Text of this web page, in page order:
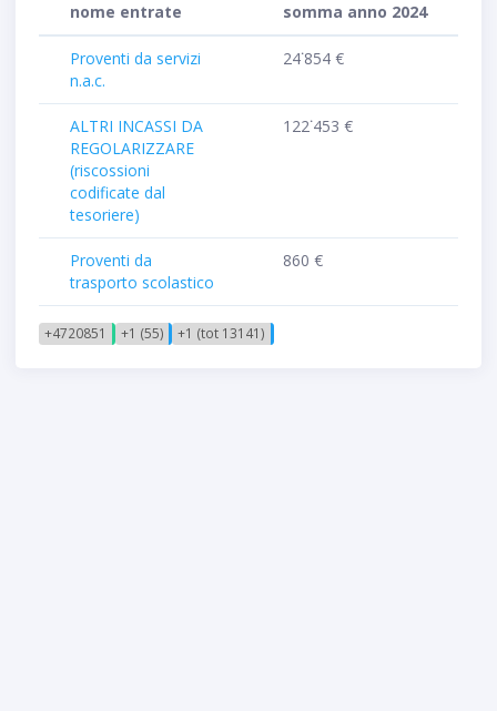
nome entrate somma anno 2024
Proventi da servizi
n.a.c.
24˙854 €
ALTRI INCASSI DA
REGOLARIZZARE
(riscossioni
codificate dal
tesoriere)
122˙453 €
Proventi da
trasporto scolastico
860 €
+4720851 +1 (55) +1 (tot 13141)